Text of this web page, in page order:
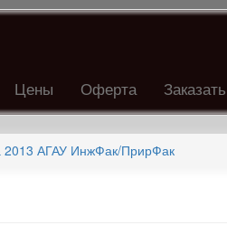
Цены Оферта Заказать
2013 АГАУ ИнжФак/ПрирФак